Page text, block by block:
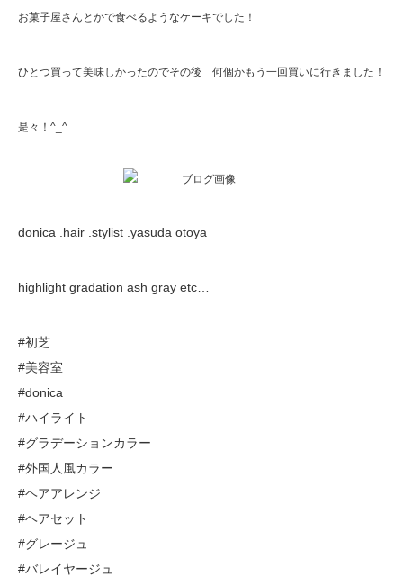
お菓子屋さんとかで食べるようなケーキでした！
ひとつ買って美味しかったのでその後 何個かもう一回買いに行きました！
是々！ ^_^
donica .hair .stylist .yasuda otoya
highlight gradation ash gray etc…
#初芝
#美容室
#donica
#ハイライト
#グラデーションカラー
#外国人風カラー
#ヘアアレンジ
#ヘアセット
#グレージュ
#バレイヤージュ